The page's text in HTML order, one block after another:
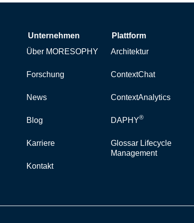
Unternehmen
Über MORESOPHY
Forschung
News
Blog
Karriere
Kontakt
Plattform
Architektur
ContextChat
ContextAnalytics
DAPHY®
Glossar Lifecycle
Management